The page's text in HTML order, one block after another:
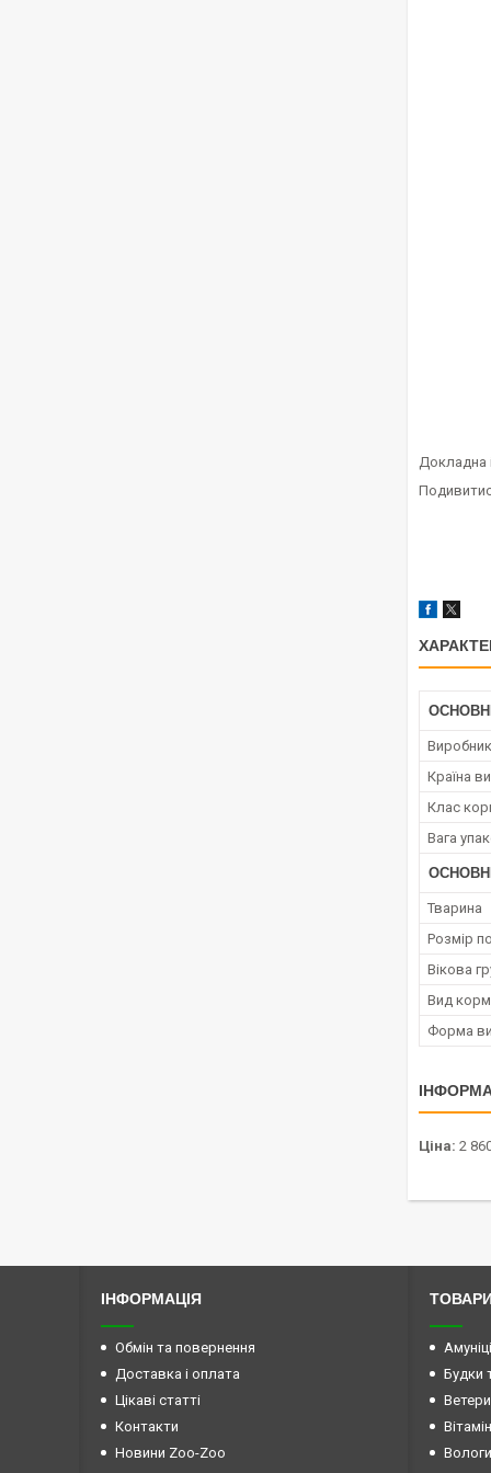
Докладна
Виробник
Країна
Клас
Вага
ОСНОВНІ
Тварина
Розмір
Вікова
Вид
Форма
Ціна: 2
ІНФОРМАЦІЯ
Обмін та повернення
Доставка і оплата
Цікаві статті
Контакти
Новини Zoo-Zoo
Будки